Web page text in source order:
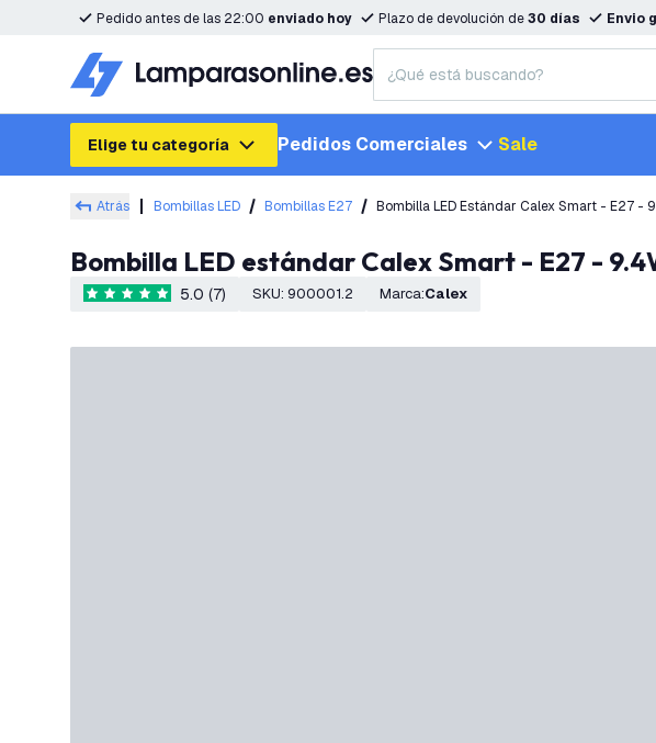
Pedido antes de las 22:00 enviado hoy Plazo de devolución de30 días Envio
Elige tu categoría Pedidos Comerciales Sale
Atrás Bombillas LED Bombillas E27 Bombilla LED Estándar Calex Smart - E27
Bombilla LED estándar Calex Smart - E27 -
5 estrellas de puntuación
5.0 (7) SKU: 900001.2 Marca: Calex